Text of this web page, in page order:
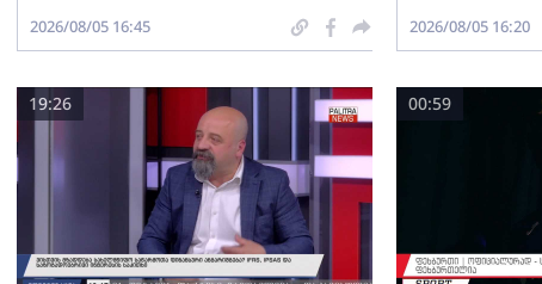
2026/08/05 16:45 2026/08/05 16:20
19:26 00:59